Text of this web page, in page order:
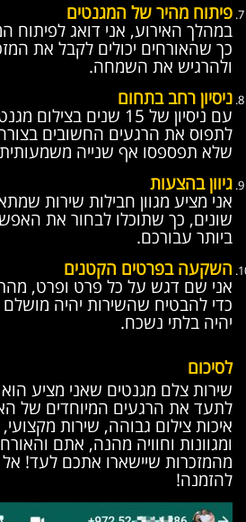
פיתוח מהיר של המגנטים
במהלך האירוע, אני דואג לפיתוח
כך שהאורחים יכולים לקבל את
ולהרגיש את השמחה.
ניסיון רחב בתחום
עם ניסיון של 15 שנים
לתפוס את הרגעים החשובים
שלא תפספסו אף שנייה
גיוון בהצעות
אני מציע מגוון חבילות שירות
שונים, כך שתוכלו לבחור את
ביותר עבורכם.
השקעה בפרטים הקטנים
אני שם דגש על כל פרט ופרט,
כדי להבטיח שהשירות יהיה
יהיה בלתי נשכח.
לסיכום
שירות צלם מגנטים שאני מציע
לתעד את הרגעים המיוחדים של
איכות צילום גבוהה, שירות
ומגוונות וחוויה מהנה, אתם
מהמזכרות שיישארו אתכם לעד!
להזמנה!